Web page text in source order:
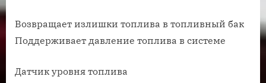
Возвращает излишки топлива в топливный бак
Поддерживает давление топлива в системе
Датчик уровня топлива